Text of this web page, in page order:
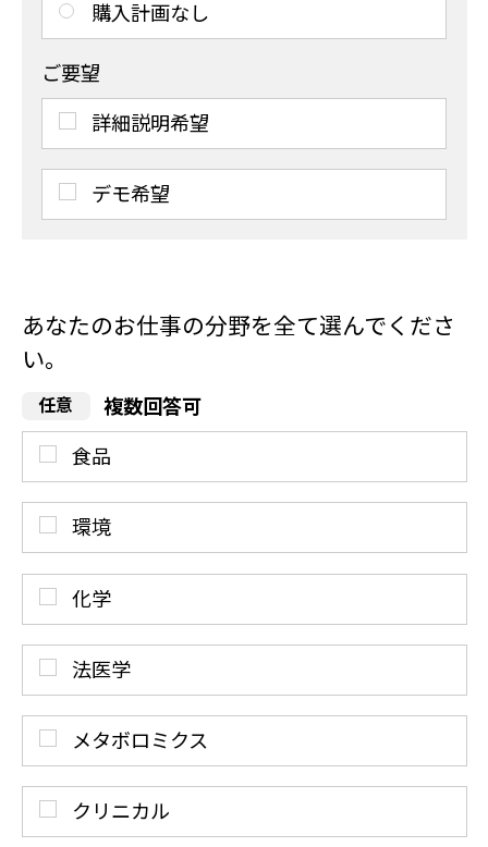
購入計画なし
ご要望
詳細説明希望
デモ希望
あなたのお仕事の分野を全て選んでくださ
い。
複数回答可
食品
環境
化学
法医学
メタボロミクス
クリニカル